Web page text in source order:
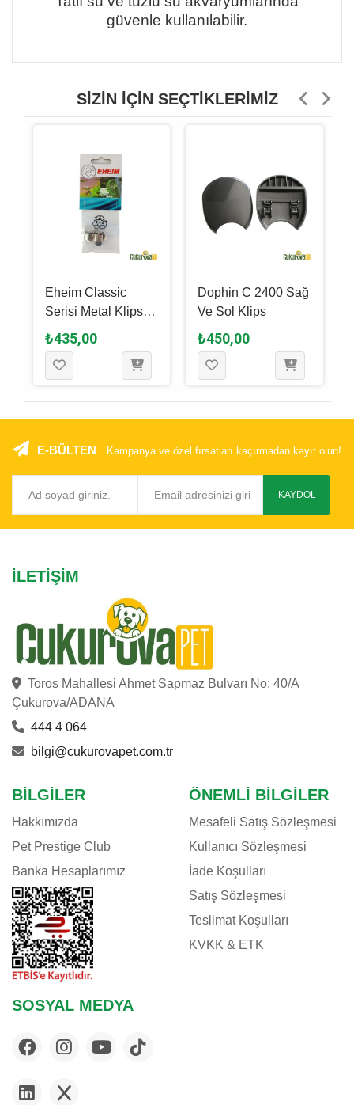
güvenle kullanılabilir.
SIZIN İÇIN SEÇTIKLERIMIZ
Eheim Classic
Serisi Metal Klips
Seti
₺435,00
Dophin C 2400 Sağ
Ve Sol Klips
₺450,00
E-BÜLTEN Kampanya ve özel fırsatları kaçırmadan kayıt olun!
KAYDOL
İLETIŞIM
Toros Mahallesi Ahmet Sapmaz Bulvarı No: 40/A
Çukurova/ADANA
444 4 064
bilgi@cukurovapet.com.tr
BILGILER
Hakkımızda
Pet Prestige Club
Banka Hesaplarımız
ÖNEMLI BILGILER
Mesafeli Satış Sözleşmesi
Kullanıcı Sözleşmesi
İade Koşulları
Satış Sözleşmesi
Teslimat Koşulları
KVKK & ETK
SOSYAL MEDYA